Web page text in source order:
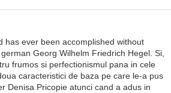
has ever been accomplished without
Georg Wilhelm Friedrich Hegel. Si,
frumos si perfectionismul pana in cele
caracteristici de baza pe care le-a pus
Denisa Pricopie atunci cand a adus in